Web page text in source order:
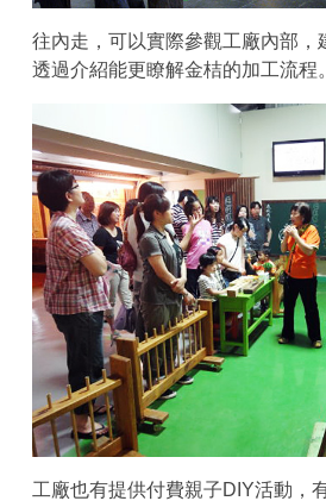
往內走，可以實際參觀工廠內部，
透過介紹能更瞭解金桔的加工流程。
工廠也有提供付費親子DIY活動，